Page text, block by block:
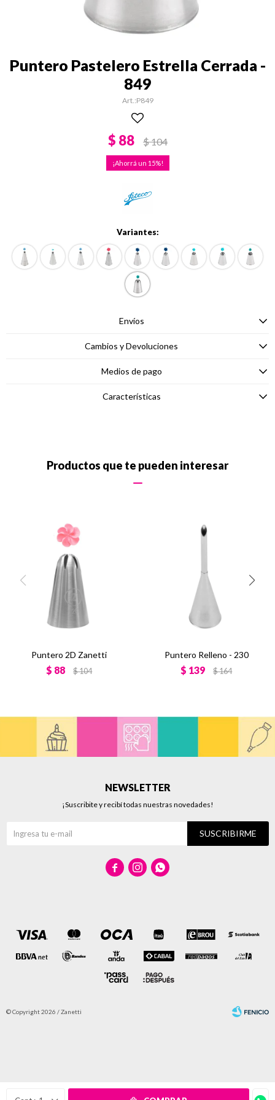
Puntero Pastelero Estrella Cerrada -
849
P849
$ 88 $104
15
Variantes:
Envíos
Cambios y Devoluciones
Medios de pago
Características
Productos que te pueden interesar
Puntero 2D Zanetti
$ 88 $104
Puntero Relleno - 230
$ 139 $164
NEWSLETTER
¡Suscribite y recibí todas nuestras novedades!
SUSCRIBIRME
  
© Copyright 2026 / Zanetti